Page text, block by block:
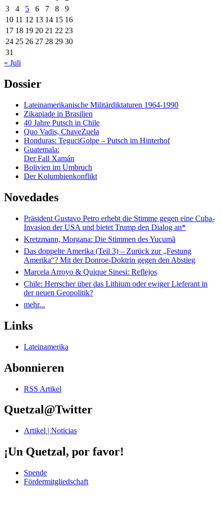
3
4 5 6 7 8
9
10 11 12 13 14 15 16
17 18 19 20 21 22 23
24 25 26 27 28 29 30
31
« Juli
Dossier
Lateinamerikanische Militärdiktaturen 1964-1990
Zikapiade in Brasilien
40 Jahre Putsch in Chile
Quo Vadis, ChaveZuela
Honduras: TeguciGolpe – Putsch im Hinterhof
Guatemala:
Der Fall Xamán
Bolivien im Umbruch
Der Kolumbienkonflikt
Novedades
Präsident Gustavo Petro erhebt die Stimme gegen eine Cuba-
Invasion der USA und bietet Trump den Dialog an*
Kretzmann, Morgana: Die Stimmen des Yucumã
Das doppelte Amerika (Teil 3) – Zurück zur „Festung
Amerika“? Mit der Donroe-Doktrin gegen den Abstieg
Marcela Arroyo & Quique Sinesi: Reflejos
Chile: Herrscher über das Lithium oder ewiger Lieferant in
der neuen Geopolitik?
mehr...
Links
Lateinamerika
Abonnieren
RSS Artikel
Quetzal@Twitter
Artikel | Noticias
¡Un Quetzal, por favor!
Spende
Fördermitgliedschaft